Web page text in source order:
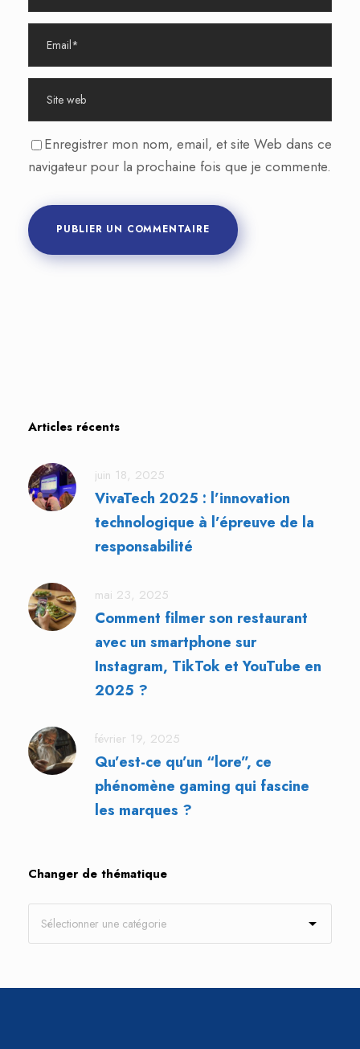
Enregistrer mon nom, email, et site Web dans ce
navigateur pour la prochaine fois que je commente.
Articles récents
juin 18, 2025
VivaTech 2025 : l’innovation
technologique à l’épreuve de la
responsabilité
mai 23, 2025
Comment filmer son restaurant
avec un smartphone sur
Instagram, TikTok et YouTube en
2025 ?
février 19, 2025
Qu’est-ce qu’un “lore”, ce
phénomène gaming qui fascine
les marques ?
Changer de thématique